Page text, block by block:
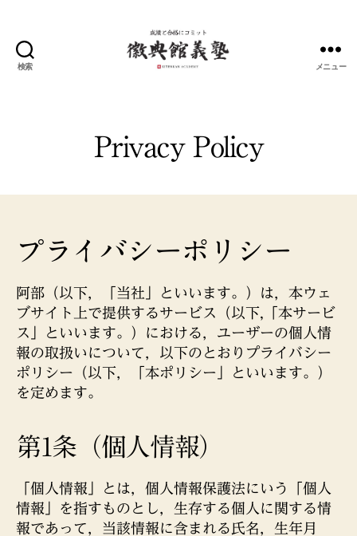
検索
合
ト
ォ
ー
ム
｜
徽
典
塾
メニュー
Privacy Policy
プライバシーポリシー
阿部（以下，「当社」といいます。）は，本ウェ
ブサイト上で提供するサービス（以下,「本サービ
ス」といいます。）における，ユーザーの個人情
報の取扱いについて，以下のとおりプライバシー
ポリシー（以下，「本ポリシー」といいます。）
を定めます。
第1条（個人情報）
「個人情報」とは，個人情報保護法にいう「個人
情報」を指すものとし，生存する個人に関する情
報であって，当該情報に含まれる氏名，生年月